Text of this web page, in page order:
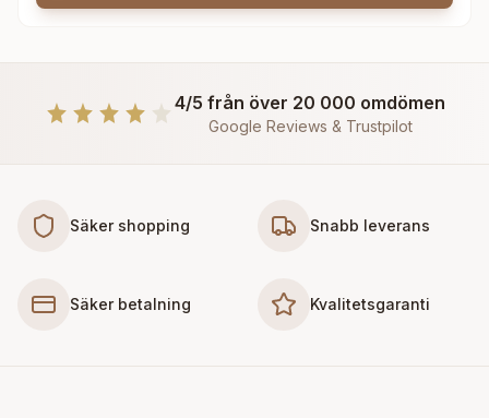
4/5 från över 20 000 omdömen
Google Reviews & Trustpilot
Säker shopping Snabb leverans
Säker betalning Kvalitetsgaranti